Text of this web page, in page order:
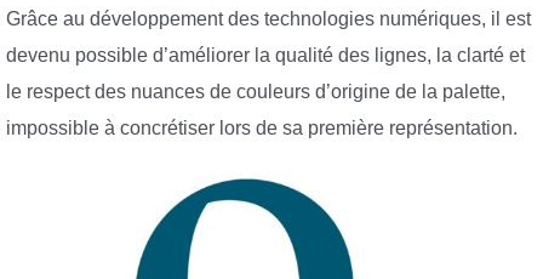
Grâce au développement des technologies numériques, il est
devenu possible d’améliorer la qualité des lignes, la clarté et
le respect des nuances de couleurs d’origine de la palette,
impossible à concrétiser lors de sa première représentation.